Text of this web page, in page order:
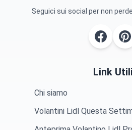
Seguici sui social per non
Link Utili
Chi siamo
Volantini Lidl Questa